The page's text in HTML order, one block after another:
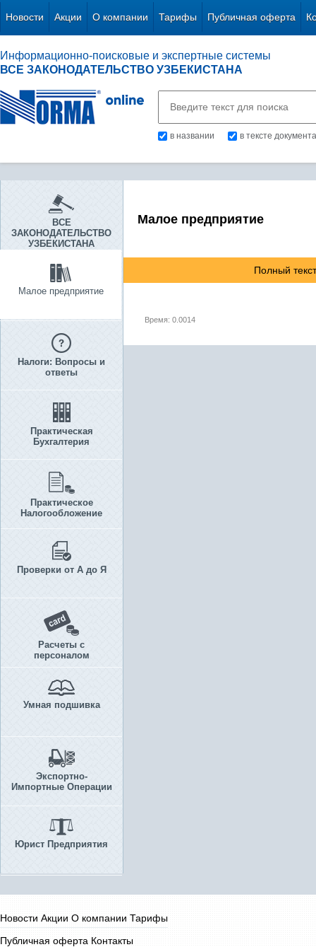
Новости Акции О компании Тарифы Публичная оферта
Информационно-поисковые и экспертные системы
ВСЕ ЗАКОНОДАТЕЛЬСТВО УЗБЕКИСТАНА
в названии в тексте документа
ВСЕ
ЗАКОНОДАТЕЛЬСТВО
УЗБЕКИСТАНА
Малое предприятие
Налоги: Вопросы и
ответы
Практическая
Бухгалтерия
Практическое
Налогообложение
Проверки от А до Я
Расчеты с
персоналом
Умная подшивка
Экспортно-
Импортные Операции
Юрист Предприятия
Малое предприятие
Полный
Время: 0.0014
Новости Акции О компании Тарифы
Публичная оферта Контакты